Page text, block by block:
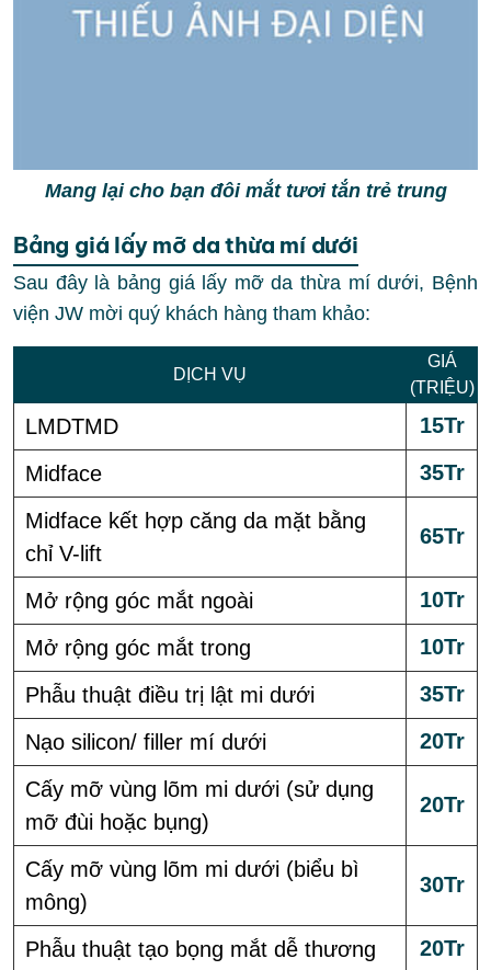
Mang lại cho bạn đôi mắt tươi tắn trẻ trung
Bảng giá lấy mỡ da thừa mí dưới
Sau đây là bảng giá lấy mỡ da thừa mí dưới, Bệnh
viện JW mời quý khách hàng tham khảo:
DỊCH VỤ
GIÁ
(TRIỆU)
LMDTMD
15Tr
Midface
35Tr
Midface kết hợp căng da mặt bằng
chỉ V-lift
65Tr
Mở rộng góc mắt ngoài
10Tr
Mở rộng góc mắt trong
10Tr
Phẫu thuật điều trị lật mi dưới
35Tr
Nạo silicon/ filler mí dưới
20Tr
Cấy mỡ vùng lõm mi dưới (sử dụng
mỡ đùi hoặc bụng)
20Tr
Cấy mỡ vùng lõm mi dưới (biểu bì
mông)
30Tr
Phẫu thuật tạo bọng mắt dễ thương 20Tr